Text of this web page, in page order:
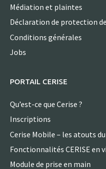
Médiation et plaintes
Déclaration de protection
Conditions générales
Jobs
PORTAIL CERISE
Qu’est-ce que Cerise ?
Inscriptions
Cerise Mobile – les atouts
Fonctionnalités CERISE en
Module de prise en main